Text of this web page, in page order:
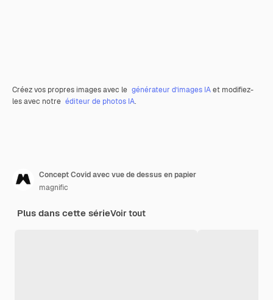
Créez vos propres images avec le générateur d’images IAet modifiez-
les avec notre éditeur de photos IA.
Concept Covid avec vue de dessus en papier
magnific
Plus dans cette sérieVoir tout